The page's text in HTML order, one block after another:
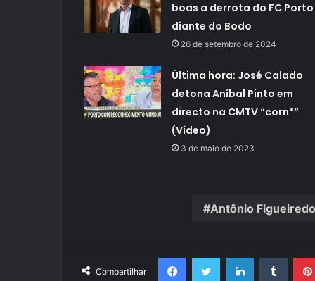
boas a derrota do FC Porto
diante do Bodo
26 de setembro de 2024
Última hora: José Calado
detona Aníbal Pinto em
directo na CMTV “corn*”
(Vídeo)
3 de maio de 2023
Antônio Figueiredo
Compartilhar
FacebookTwitter Linkedin